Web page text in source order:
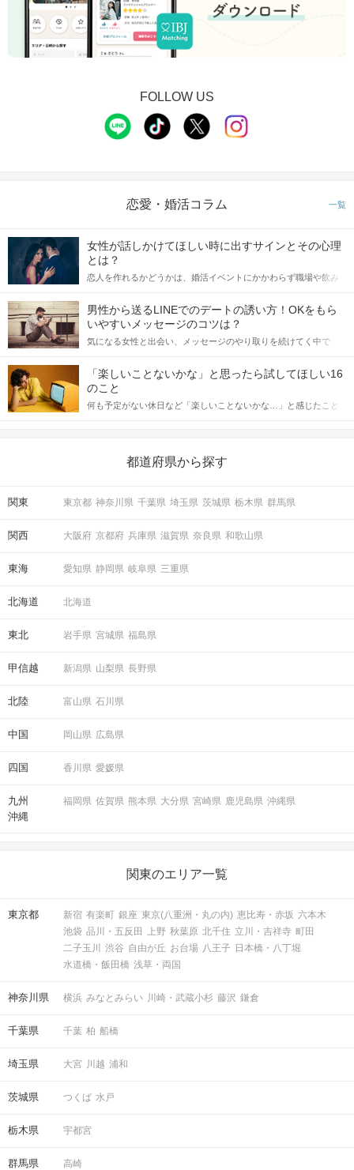
FOLLOW US
恋愛・婚活コラム 一覧
女性が話しかけてほしい時に出すサインとその心理
とは？
恋人を作れるかどうかは、婚活イベントにかかわらず職場や飲み
てアプローチできるかにも左右されます。 これから恋人作りを本
格的に始めようとしている方は、女性が異性を求めて出すサイン
をしっかりと理解し、正しい行動に移せるかどうかが重要。 この
記事では、女性が話しかけて欲しい時に出すサインとその心理を
合にどのような行動に繋げるべきかをご紹介していきます。
男性から送るLINEでのデートの誘い方！OKをもら
いやすいメッセージのコツは？
気になる女性と出会い、メッセージのやり取りを続けてく中で
しかし、中には「どう誘ったらいいの？」とお困りの男性もいら
っしゃるのではないでしょうか。 そこで今回は、男性から女性へ
送るLINEでのデートの誘い方のコツをご紹介します。例文も混じ
えながら解説するので、ぜひ参考にしてください。
「楽しいことないかな」と思ったら試してほしい16
のこと
何も予定がない休日など「楽しいことないかな…」と感じたこと
の楽しいことアイデアを集めました♪ いままさに楽しいことを探し
都道府県から探す
関東 東京都 神奈川県 千葉県 埼玉県 茨城県 栃木県 群馬県
関西 大阪府 京都府 兵庫県 滋賀県 奈良県 和歌山県
東海 愛知県 静岡県 岐阜県 三重県
北海道 北海道
東北 岩手県 宮城県 福島県
甲信越 新潟県 山梨県 長野県
北陸 富山県 石川県
中国 岡山県 広島県
四国 香川県 愛媛県
九州
沖縄
福岡県 佐賀県 熊本県 大分県 宮崎県 鹿児島県 沖縄県
関東のエリア一覧
東京都 新宿 有楽町 銀座 東京(八重洲・丸の内) 恵比寿・赤坂 六本木
池袋 品川・五反田 上野 秋葉原 北千住 立川・吉祥寺 町田
二子玉川
渋谷 自由が丘 お台場 八王子 日本橋・八丁堀
水道橋・飯田橋 浅草・両国
神奈川県 横浜 みなとみらい 川崎・武蔵小杉 藤沢 鎌倉
千葉県 千葉 柏 船橋
埼玉県 大宮 川越 浦和
茨城県 つくば 水戸
栃木県 宇都宮
群馬県 高崎